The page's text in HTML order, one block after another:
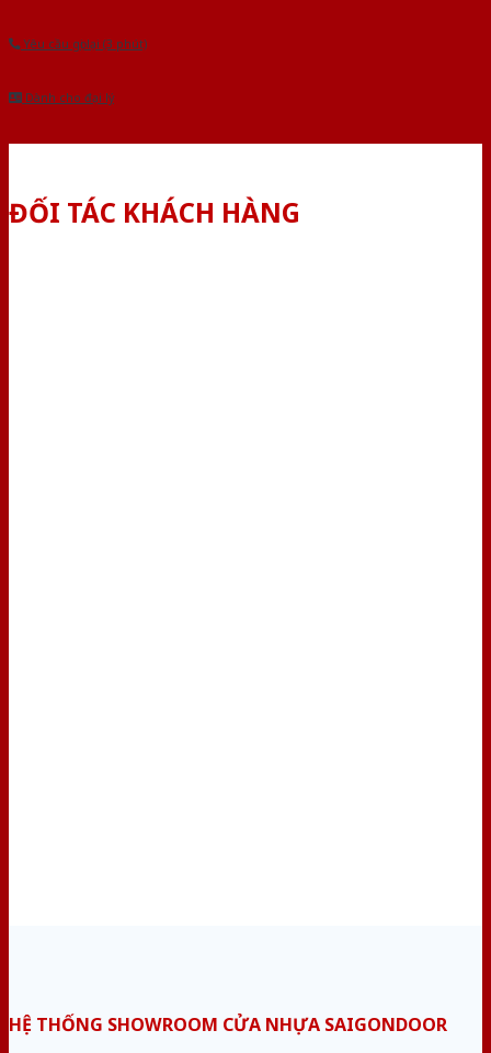
Yêu cầu gọi lại (3 phút)
Dành cho đại lý
ĐỐI TÁC KHÁCH HÀNG
HỆ THỐNG SHOWROOM CỬA NHỰA SAIGONDOOR